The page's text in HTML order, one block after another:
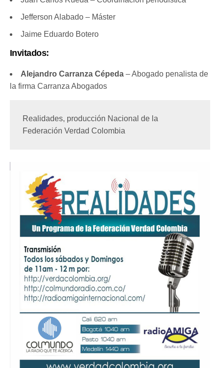
Jefferson Alabado – Máster
Jaime Eduardo Botero
Invitados:
Alejandro Carranza Cépeda – Abogado penalista de
la firma Carranza Abogados
Realidades, producción Nacional de la
Federación Verdad Colombia